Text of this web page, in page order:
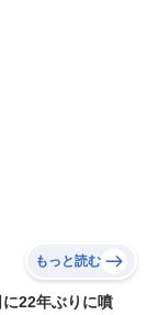
もっと読む
22年ぶりに噴